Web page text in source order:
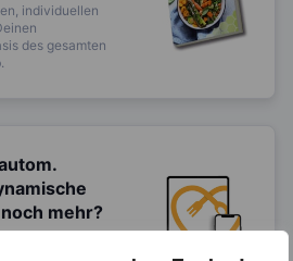
individuellen
des gesamten
mehr?